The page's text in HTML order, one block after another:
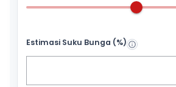
Estimasi Suku Bunga (%)